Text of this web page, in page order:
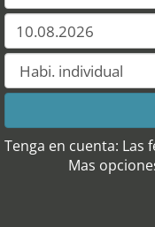
Tenga en cuenta: Las
Mas